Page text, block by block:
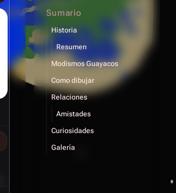
Sumario
Historia
Resumen
Modismos Guayacos
Como dibujar
Relaciones
Amistades
Curiosidades
Galería